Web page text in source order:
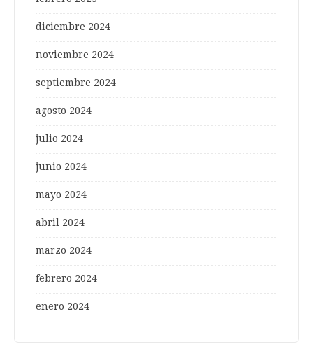
diciembre 2024
noviembre 2024
septiembre 2024
agosto 2024
julio 2024
junio 2024
mayo 2024
abril 2024
marzo 2024
febrero 2024
enero 2024